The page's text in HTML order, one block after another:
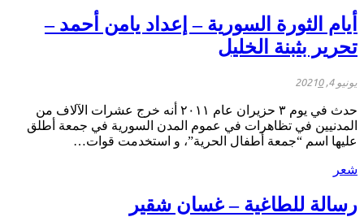
أيام الثورة السورية – إعداد يامن أحمد –
تحرير بثبنة الخليل
يونيو 4, 2021 0
حدث في يوم ٣ حزيران عام ٢٠١١ أنه خرج عشرات الآلاف من
المدنيين في تظاهرات في عموم المدن السورية في جمعة أطلق
عليها اسم “جمعة أطفال الحرية”، و استخدمت قوات…
شعر
رسالة للطاغية – غسان شقير